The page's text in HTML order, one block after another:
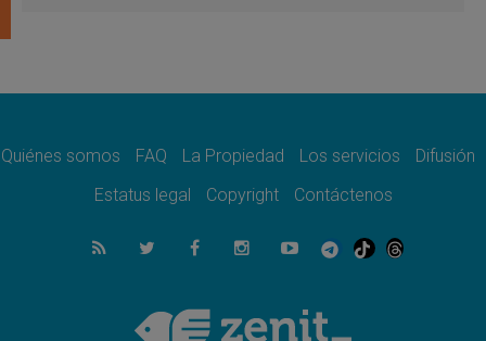
como misión al servicio del Evangelio
SIGNIS 2026, dar voz a las religiosas en el
07.08.2026
Lanzan un proyecto de empoderamiento
Programa oficial del Viaje Apostólico del
Papa León XIV a Francia
Quiénes somos FAQ La Propiedad Los servicios
Difusión
Estatus legal
Copyright Contáctenos